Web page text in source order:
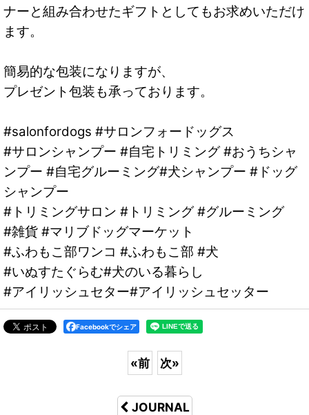
ナーと組み合わせたギフトとしてもお求めいただけ
ます。
簡易的な包装になりますが、
プレゼント包装も承っております。
#salonfordogs #サロンフォードッグス
#サロンシャンプー #自宅トリミング #おうちシャ
ンプー #自宅グルーミング#犬シャンプー #ドッグ
シャンプー
#トリミングサロン #トリミング #グルーミング
#雑貨 #マリブドッグマーケット
#ふわもこ部ワンコ #ふわもこ部 #犬
#いぬすたぐらむ#犬のいる暮らし
#アイリッシュセター#アイリッシュセッター
Facebookでシェア
«前 次»
JOURNAL